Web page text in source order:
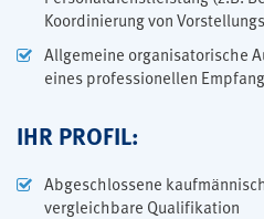
Koordinierung von
Allgemeine organisatorische
eines professionellen
IHR PROFIL:
Abgeschlossene
vergleichbare Qualifikation